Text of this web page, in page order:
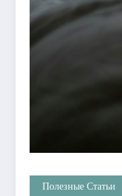
Полезные Статьи